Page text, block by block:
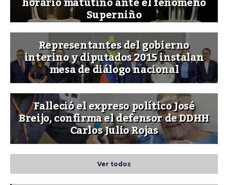
Superniño
Representantes del gobierno
interino y diputados 2015 instalan
mesa de diálogo nacional
Falleció el expreso político José
Breijo, confirma el defensor de DDHH
Carlos Julio Rojas
Ver todos